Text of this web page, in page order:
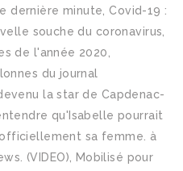
dernière minute, Covid-19 :
souche du coronavirus,
de l'année 2020,
du journal
la star de Capdenac-
qu'Isabelle pourrait
sa femme. à
(VIDEO), Mobilisé pour